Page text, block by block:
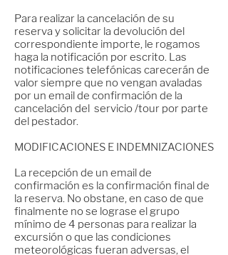
Para realizar la cancelación de su
reserva y solicitar la devolución del
correspondiente importe, le rogamos
haga la notificación por escrito. Las
notificaciones telefónicas carecerán de
valor siempre que no vengan avaladas
por un email de confirmación de la
cancelación del servicio /tour por parte
del pestador.
MODIFICACIONES E INDEMNIZACIONES
La recepción de un email de
confirmación es la confirmación final de
la reserva. No obstane, en caso de que
finalmente no se lograse el grupo
mínimo de 4 personas para realizar la
excursión o que las condiciones
meteorológicas fueran adversas, el